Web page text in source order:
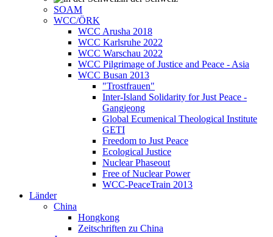
SOAM
WCC/ÖRK
WCC Arusha 2018
WCC Karlsruhe 2022
WCC Warschau 2022
WCC Pilgrimage of Justice and Peace - Asia
WCC Busan 2013
"Trostfrauen"
Inter-Island Solidarity for Just Peace -
Gangjeong
Global Ecumenical Theological Institute
GETI
Freedom to Just Peace
Ecological Justice
Nuclear Phaseout
Free of Nuclear Power
WCC-PeaceTrain 2013
Länder
China
Hongkong
Zeitschriften zu China